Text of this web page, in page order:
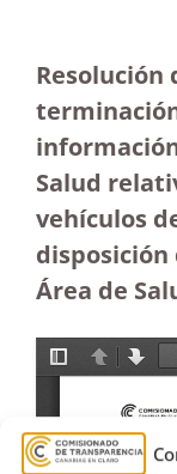
Salud
vehículos
Área de